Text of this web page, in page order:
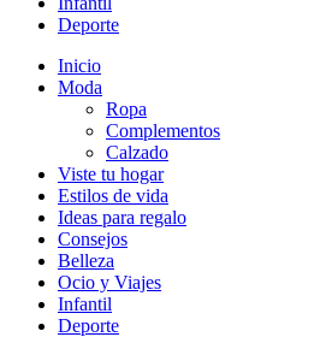
Deporte
Inicio
Moda
Ropa
Complementos
Calzado
Viste tu hogar
Estilos de vida
Ideas para regalo
Consejos
Belleza
Ocio y Viajes
Infantil
Deporte